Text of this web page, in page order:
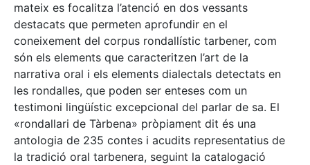
mateix es focalitza l’atenció en dos vessants
destacats que permeten aprofundir en el
coneixement del corpus rondallístic tarbener, com
són els elements que caracteritzen l’art de la
narrativa oral i els elements dialectals detectats en
les rondalles, que poden ser enteses com un
testimoni lingüístic excepcional del parlar de sa. El
«rondallari de Tàrbena» pròpiament dit és una
antologia de 235 contes i acudits representatius de
la tradició oral tarbenera, seguint la catalogació